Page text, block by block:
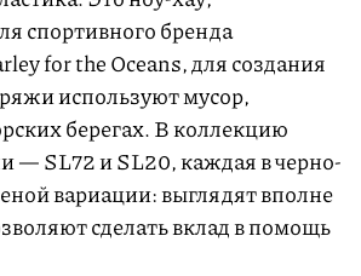
спортивного бренда
for the Oceans, для создания
используют мусор,
берегах. В коллекцию
— SL72 и SL20, каждая в черно-
вариации: выглядят вполне
сделать вклад в помощь